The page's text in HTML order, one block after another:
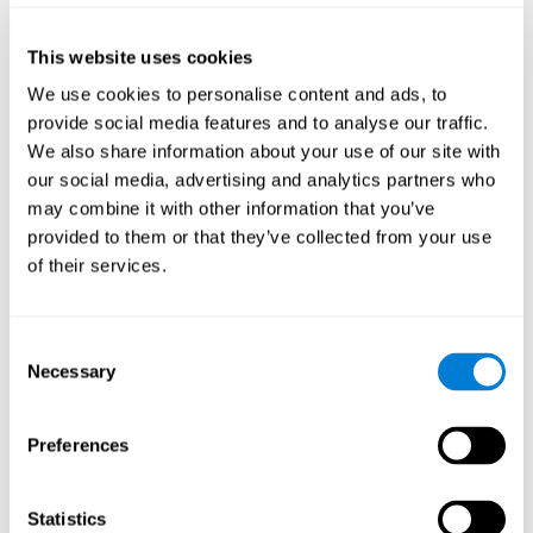
This website uses cookies
We use cookies to personalise content and ads, to
provide social media features and to analyse our traffic.
We also share information about your use of our site with
our social media, advertising and analytics partners who
may combine it with other information that you’ve
provided to them or that they’ve collected from your use
of their services.
Selection
Necessary
Preferences
Statistics
cognitivas?
Utilizar juegos como Busca tu Mascota de CogniFit estimula un
patrón de activación neural específico. Estimular de manera
consistente nuestras habilidades, puede ayudar a crear nuevas
sinapsis, y a que los circuitos neuronales se reorganicen y
mejoren las funciones cognitivas. En el juego Busca tu Mascota
se busca estimular capacidades relacionadas con la inhibición, el
escaneo visual y la atención focalizada.